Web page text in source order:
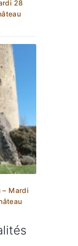
28
– Mardi